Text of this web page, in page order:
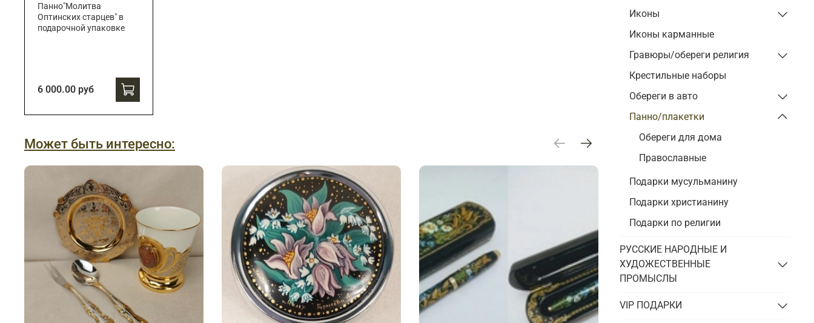
Панно"Молитва
Оптинских старцев" в
подарочной упаковке
6 000.00 руб
Может быть интересно:
Иконы
Иконы карманные
Гравюры/обереги религия
Крестильные наборы
Обереги в авто
Панно/плакетки
Обереги для дома
Православные
Подарки мусульманину
Подарки христианину
Подарки по религии
РУССКИЕ НАРОДНЫЕ И
ХУДОЖЕСТВЕННЫЕ
ПРОМЫСЛЫ
VIP ПОДАРКИ